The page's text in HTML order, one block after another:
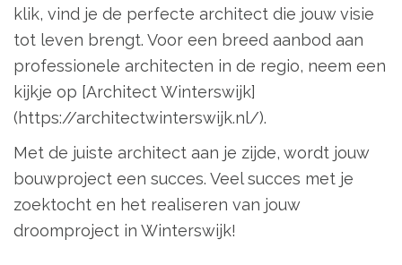
klik, vind je de perfecte architect die jouw visie
tot leven brengt. Voor een breed aanbod aan
professionele architecten in de regio, neem een
kijkje op [Architect Winterswijk]
(https://architectwinterswijk.nl/).
Met de juiste architect aan je zijde, wordt jouw
bouwproject een succes. Veel succes met je
zoektocht en het realiseren van jouw
droomproject in Winterswijk!